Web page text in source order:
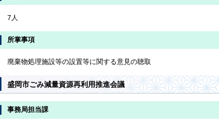
7人
所掌事項
廃棄物処理施設等の設置等に関する意見の聴取
盛岡市ごみ減量資源再利用推進会議
事務局担当課